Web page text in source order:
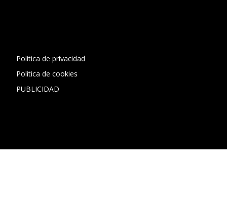
Política de privacidad
Politica de cookies
PUBLICIDAD